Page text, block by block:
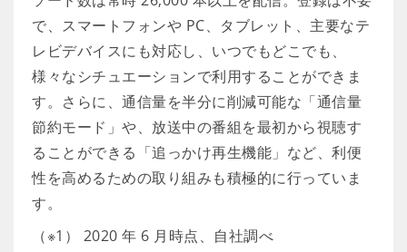
で、スマートフォンや PC、タブレット、主要なテ
レビデバイスにも対応し、いつでもどこでも、
様々なシチュエーションで利用することができま
す。さらに、通信量を半分に削減可能な「通信量
節約モード」や、放送中の番組を最初から視聴す
ることができる「追っかけ再生機能」など、利便
性を高めるための取り組みも積極的に行っていま
す。
（※1） 2020 年 6 月時点、自社調べ